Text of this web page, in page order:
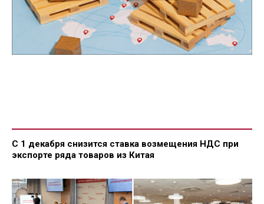
С 1 декабря снизится ставка возмещения НДС при
экспорте ряда товаров из Китая